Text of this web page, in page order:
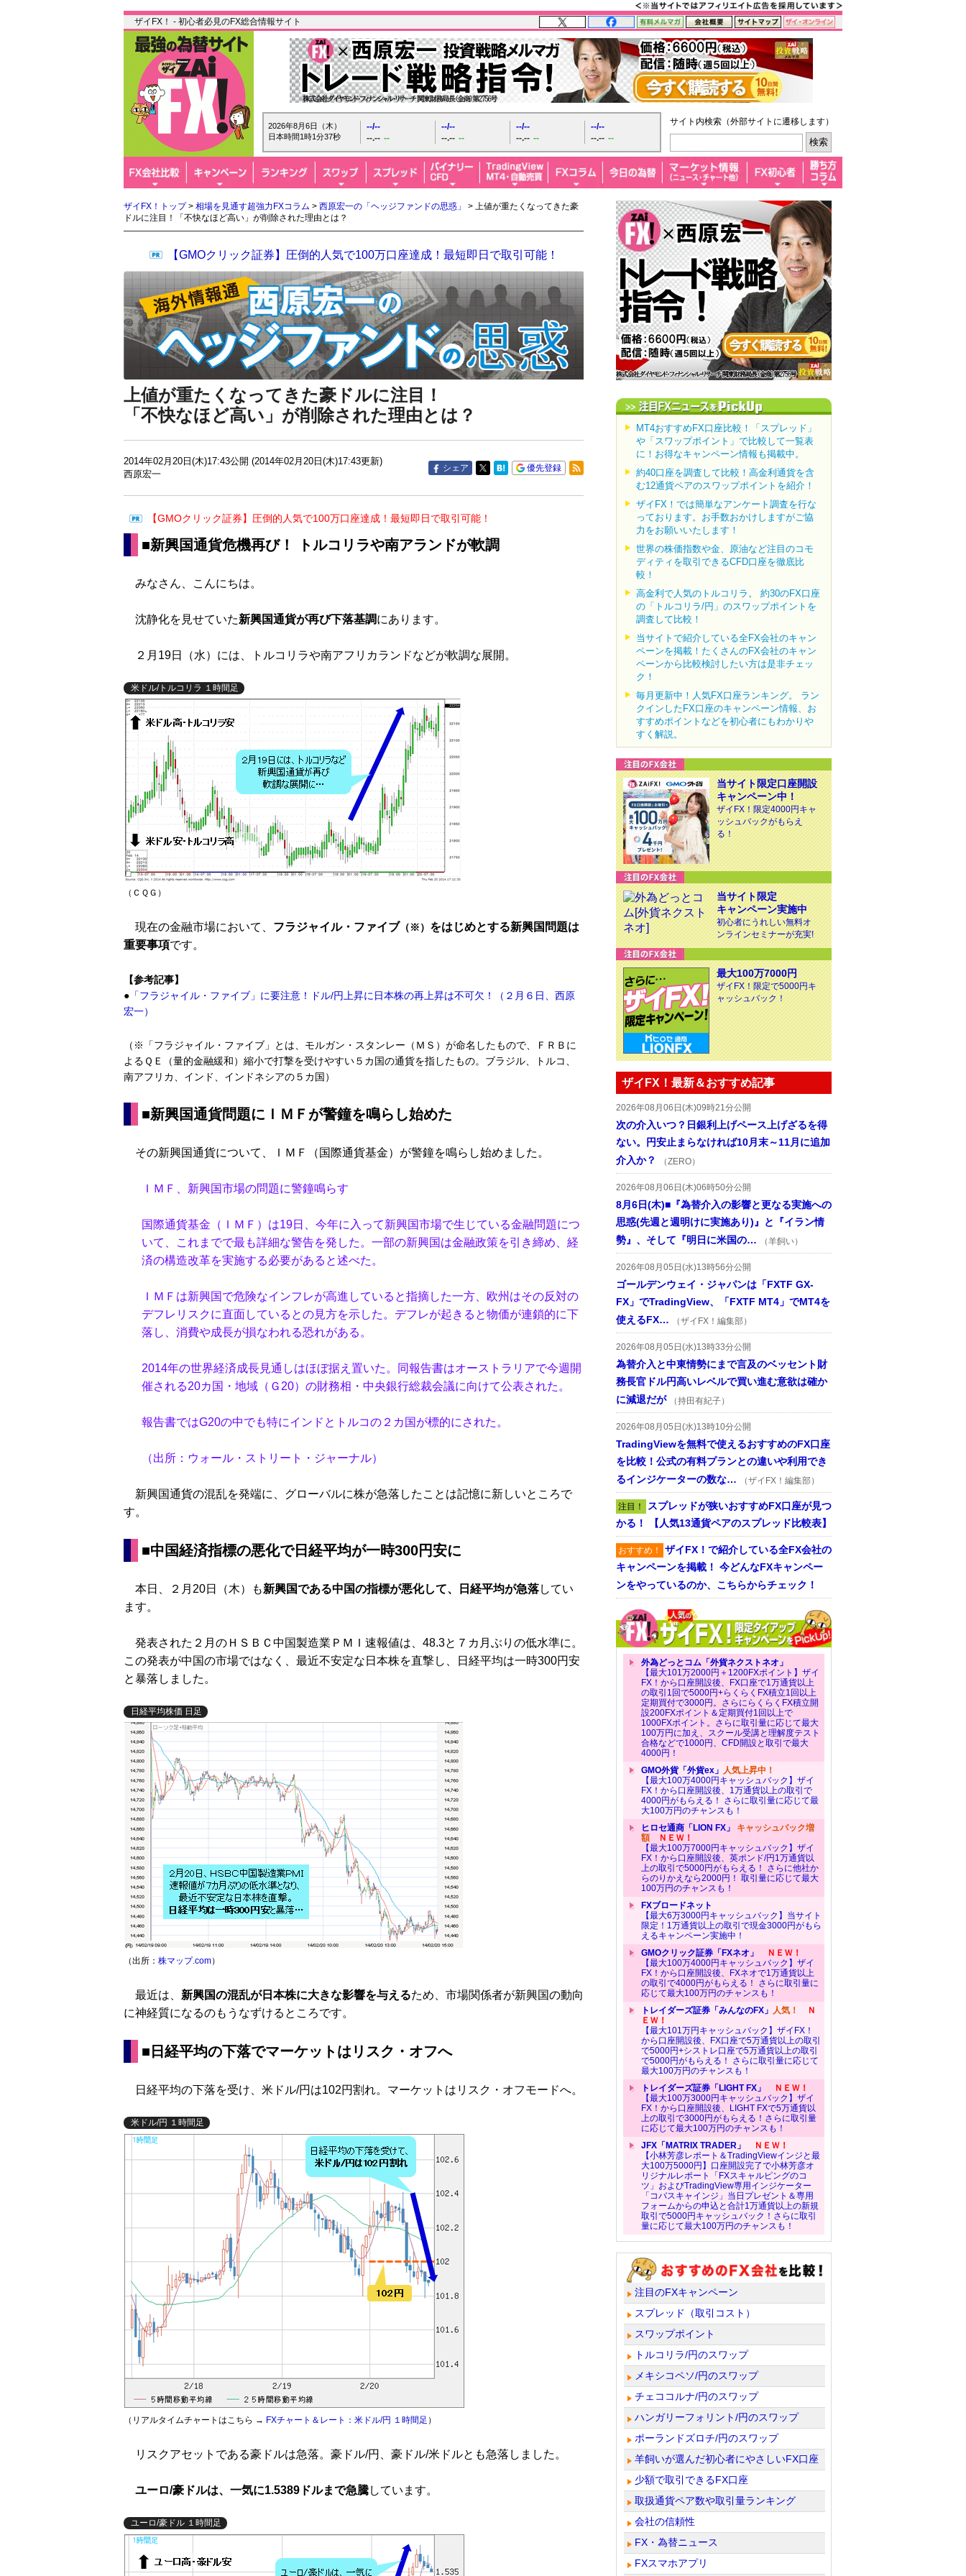
ザイFX！ - 初心者必見のFX総合情報サイト
2026年8月6日（木）
日本時間1時1分38秒
--/--
--.-- --
--/--
--.-- --
--/--
--.-- --
--/--
--.-- --
サイト内検索（外部サイトに遷移します）
ザイFX！トップ> 相場を見通す超強力FXコラム > 西原宏一の「ヘッジファンドの思惑」
> 上値が重たくなってきた豪
ドルに注目！「不快なほど高い」が削除された理由とは？
【GMOクリック証券】圧倒的人気で100万口座達成！最短即日で取引可能！
上値が重たくなってきた豪ドルに注目！
「不快なほど高い」が削除された理由とは？
2014年02月20日(木)17:43公開 (2014年02月20日(木)17:43更新)
西原宏一
シェア 優先登録
【GMOクリック証券】圧倒的人気で100万口座達成！最短即日で取引可能！
■新興国通貨危機再び！ トルコリラや南アランドが軟調
みなさん、こんにちは。
沈静化を見せていた新興国通貨が再び下落基調にあります。
２月19日（水）には、トルコリラや南アフリカランドなどが軟調な展開。
米ドル/トルコリラ １時間足
（ＣＱＧ）
現在の金融市場において、 フラジャイル・ファイブ （※） をはじめとする新興国問題は
重要事項です。
【参考記事】
● 「フラジャイル・ファイブ」に要注意！ドル/円上昇に日本株の再上昇は不可欠！（２月６日、西原
宏一）
（※「フラジャイル・ファイブ」とは、モルガン・スタンレー（ＭＳ）が命名したもので、ＦＲＢに
よるＱＥ（量的金融緩和）縮小で打撃を受けやすい５カ国の通貨を指したもの。ブラジル、トルコ、
南アフリカ、インド、インドネシアの５カ国）
■新興国通貨問題にＩＭＦが警鐘を鳴らし始めた
その新興国通貨について、ＩＭＦ（国際通貨基金）が警鐘を鳴らし始めました。
ＩＭＦ、新興国市場の問題に警鐘鳴らす
国際通貨基金（ＩＭＦ）は19日、今年に入って新興国市場で生じている金融問題につ
いて、これまでで最も詳細な警告を発した。一部の新興国は金融政策を引き締め、経
済の構造改革を実施する必要があると述べた。
ＩＭＦは新興国で危険なインフレが高進していると指摘した一方、欧州はその反対の
デフレリスクに直面しているとの見方を示した。デフレが起きると物価が連鎖的に下
落し、消費や成長が損なわれる恐れがある。
2014年の世界経済成長見通しはほぼ据え置いた。同報告書はオーストラリアで今週開
催される20カ国・地域（Ｇ20）の財務相・中央銀行総裁会議に向けて公表された。
報告書ではG20の中でも特にインドとトルコの２カ国が標的にされた。
（出所：ウォール・ストリート・ジャーナル）
新興国通貨の混乱を発端に、グローバルに株が急落したことは記憶に新しいところで
す。
■中国経済指標の悪化で日経平均が一時300円安に
本日、２月20日（木）も新興国である中国の指標が悪化して、日経平均が急落してい
ます。
発表された２月のＨＳＢＣ中国製造業ＰＭＩ速報値は、48.3と７カ月ぶりの低水準に。
この発表が中国の市場ではなく、最近不安定な日本株を直撃し、日経平均は一時300円安
と暴落しました。
日経平均株価 日足
（出所： 株マップ.com）
最近は、 新興国の混乱が日本株に大きな影響を与えるため、市場関係者が新興国の動向
に神経質になるのもうなずけるところです。
■日経平均の下落でマーケットはリスク・オフへ
日経平均の下落を受け、米ドル/円は102円割れ。マーケットはリスク・オフモードへ。
米ドル/円 １時間足
（リアルタイムチャートはこちら → FXチャート＆レート：米ドル/円 １時間足 ）
リスクアセットである豪ドルは急落。豪ドル/円、豪ドル/米ドルとも急落しました。
ユーロ/豪ドルは、一気に1.5389ドルまで急騰しています。
ユーロ/豪ドル １時間足
MT4おすすめFX口座比較！「スプレッド」
や「スワップポイント」で比較して一覧表
に！お得なキャンペーン情報も掲載中。
約40口座を調査して比較！高金利通貨を含
む12通貨ペアのスワップポイントを紹介！
ザイFX！では簡単なアンケート調査を行な
っております。お手数おかけしますがご協
力をお願いいたします！
世界の株価指数や金、原油など注目のコモ
ディティを取引できるCFD口座を徹底比
較！
高金利で人気のトルコリラ。 約30のFX口座
の「トルコリラ/円」のスワップポイントを
調査して比較！
当サイトで紹介している全FX会社のキャン
ペーンを掲載！たくさんのFX会社のキャン
ペーンから比較検討したい方は是非チェッ
ク！
毎月更新中！人気FX口座ランキング。 ラン
クインしたFX口座のキャンペーン情報、お
すすめポイントなどを初心者にもわかりや
すく解説。
当サイト限定口座開設
キャンペーン中！
ザイFX！限定4000円キャ
ッシュバックがもらえ
る！
当サイト限定
キャンペーン実施中
初心者にうれしい無料オ
ンラインセミナーが充実!
最大100万7000円
ザイFX！限定で5000円キ
ャッシュバック！
ザイFX！最新＆おすすめ記事
2026年08月06日(木)09時21分公開
次の介入いつ？日銀利上げペース上げざるを得
ない。円安止まらなければ10月末～11月に追加
介入か？
（ZERO）
2026年08月06日(木)06時50分公開
8月6日(木)■『為替介入の影響と更なる実施への
思惑(先週と週明けに実施あり)』と『イラン情
勢』、そして『明日に米国の…
（羊飼い）
2026年08月05日(水)13時56分公開
ゴールデンウェイ・ジャパンは「FXTF GX-
FX」でTradingView、「FXTF MT4」でMT4を
使えるFX…
（ザイFX！編集部）
2026年08月05日(水)13時33分公開
為替介入と中東情勢にまで言及のベッセント財
務長官ドル円高いレベルで買い進む意欲は確か
に減退だが
（持田有紀子）
2026年08月05日(水)13時10分公開
TradingViewを無料で使えるおすすめのFX口座
を比較！公式の有料プランとの違いや利用でき
るインジケーターの数な…
（ザイFX！編集部）
注目！ スプレッドが狭いおすすめFX口座が見つ
かる！ 【人気13通貨ペアのスプレッド比較表】
おすすめ！ ザイFX！で紹介している全FX会社の
キャンペーンを掲載！ 今どんなFXキャンペー
ンをやっているのか、こちらからチェック！
外為どっとコム「外貨ネクストネオ」
【最大101万2000円＋1200FXポイント】ザイ
FX！から口座開設後、FX口座で1万通貨以上
の取引1回で5000円+らくらくFX積立1回以上
定期買付で3000円。さらにらくらくFX積立開
設200FXポイント＆定期買付1回以上で
1000FXポイント。さらに取引量に応じて最大
100万円に加え、スクール受講と理解度テスト
合格などで1000円、CFD開設と取引で最大
4000円！
GMO外貨「外貨ex」 人気上昇中！
【最大100万4000円キャッシュバック】ザイ
FX！から口座開設後、1万通貨以上の取引で
4000円がもらえる！ さらに取引量に応じて最
大100万円のチャンスも！
ヒロセ通商「LION FX」 キャッシュバック増
額ＮＥＷ！
【最大100万7000円キャッシュバック】ザイ
FX！から口座開設後、英ポンド/円1万通貨以
上の取引で5000円がもらえる！ さらに他社か
らのりかえなら2000円！ 取引量に応じて最大
100万円のチャンスも！
FXブロードネット
【最大6万3000円キャッシュバック】当サイト
限定！1万通貨以上の取引で現金3000円がもら
えるキャンペーン実施中！
GMOクリック証券「FXネオ」
ＮＥＷ！
【最大100万4000円キャッシュバック】ザイ
FX！から口座開設後、FXネオで1万通貨以上
の取引で4000円がもらえる！ さらに取引量に
応じて最大100万円のチャンスも！
トレイダーズ証券「みんなのFX」 人気！
Ｎ
ＥＷ！
【最大101万円キャッシュバック】ザイFX！
から口座開設後、FX口座で5万通貨以上の取引
で5000円+シストレ口座で5万通貨以上の取引
で5000円がもらえる！ さらに取引量に応じて
最大100万円のチャンスも！
トレイダーズ証券「LIGHT FX」
ＮＥＷ！
【最大100万3000円キャッシュバック】ザイ
FX！から口座開設後、LIGHT FXで5万通貨以
上の取引で3000円がもらえる！さらに取引量
に応じて最大100万円のチャンスも！
JFX「MATRIX TRADER」
ＮＥＷ！
【小林芳彦レポート＆TradingViewインジと最
大100万5000円】口座開設完了で小林芳彦オ
リジナルレポート「FXスキャルピングのコ
ツ」およびTradingView専用インジケーター
「コバスキャインジ」当日プレゼント＆専用
フォームからの申込と合計1万通貨以上の新規
取引で5000円キャッシュバック！さらに取引
量に応じて最大100万円のチャンスも！
注目のFXキャンペーン
スプレッド（取引コスト）
スワップポイント
トルコリラ/円のスワップ
メキシコペソ/円のスワップ
チェココルナ/円のスワップ
ハンガリーフォリント/円のスワップ
ポーランドズロチ/円のスワップ
羊飼いが選んだ初心者にやさしいFX口座
少額で取引できるFX口座
取扱通貨ペア数や取引量ランキング
会社の信頼性
FX・為替ニュース
FXスマホアプリ